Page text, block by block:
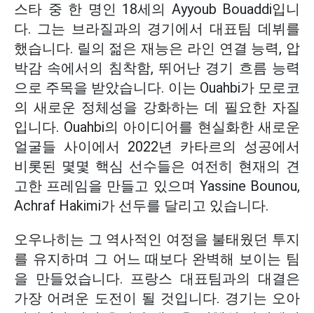
스타 중 한 명인 18세의 Ayyoub Bouaddi입니
다. 그는 브라질과의 경기에서 대표팀 데뷔를
했습니다. 릴의 젊은 재능은 라인 연결 능력, 압
박감 속에서의 침착함, 뛰어난 경기 흐름 능력
으로 주목을 받았습니다. 이는 Ouahbi가 모로코
의 새로운 정체성을 강화하는 데 필요한 자질
입니다. Ouahbi의 아이디어를 현실화한 새로운
얼굴들 사이에서 2022년 카타르의 성공에서
비롯된 몇몇 핵심 선수들은 여전히 현재의 견
고한 프레임을 만들고 있으며 Yassine Bounou,
Achraf Hakimi가 선두를 달리고 있습니다.
오우나히는 그 역사적인 여정을 불태웠던 투지
를 유지하며 그 어느 때보다 완벽해 보이는 팀
을 만들었습니다. 프랑스 대표팀과의 대결은
가장 어려운 도전이 될 것입니다. 경기는 오아